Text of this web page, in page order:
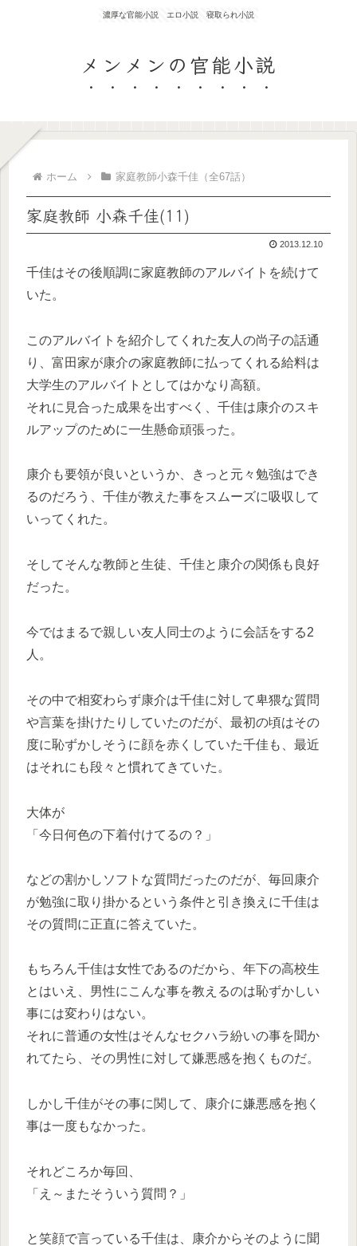
濃厚な官能小説 エロ小説 寝取られ小説
メンメンの官能小説
ホーム 家庭教師小森千佳（全67話）
家庭教師 小森千佳(11)
2013.12.10
千佳はその後順調に家庭教師のアルバイトを続けて
いた。
このアルバイトを紹介してくれた友人の尚子の話通
り、富田家が康介の家庭教師に払ってくれる給料は
大学生のアルバイトとしてはかなり高額。
それに見合った成果を出すべく、千佳は康介のスキ
ルアップのために一生懸命頑張った。
康介も要領が良いというか、きっと元々勉強はでき
るのだろう、千佳が教えた事をスムーズに吸収して
いってくれた。
そしてそんな教師と生徒、千佳と康介の関係も良好
だった。
今ではまるで親しい友人同士のように会話をする2
人。
その中で相変わらず康介は千佳に対して卑猥な質問
や言葉を掛けたりしていたのだが、最初の頃はその
度に恥ずかしそうに顔を赤くしていた千佳も、最近
はそれにも段々と慣れてきていた。
大体が
「今日何色の下着付けてるの？」
などの割かしソフトな質問だったのだが、毎回康介
が勉強に取り掛かるという条件と引き換えに千佳は
その質問に正直に答えていた。
もちろん千佳は女性であるのだから、年下の高校生
とはいえ、男性にこんな事を教えるのは恥ずかしい
事には変わりはない。
それに普通の女性はそんなセクハラ紛いの事を聞か
れてたら、その男性に対して嫌悪感を抱くものだ。
しかし千佳がその事に関して、康介に嫌悪感を抱く
事は一度もなかった。
それどころか毎回、
「え～またそういう質問？」
と笑顔で言っている千佳は、康介からそのように聞